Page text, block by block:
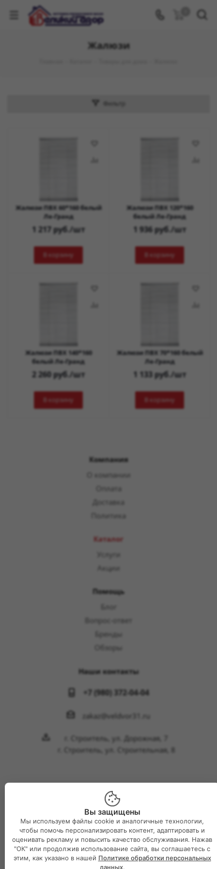
Жалюзи
Фильтр
Жалюзи ПВХ 60*160 белый
Ле-Гранд
1 217руб./шт
В корзину
Жалюзи ПВХ 120*160
белый Ле-Гранд
1 936руб./шт
В корзину
Жалюзи ПВХ 140*160
белый Ле-Гранд
2 260руб./шт
В корзину
Жалюзи ПВХ 70*160 белый
Ле-Гранд
1 133 руб./шт
В корзину
Компания
О компании
Оплата
Доставка
Политика
Каталог
Услуги
Акции
Помощь
Вопрос-ответ
Бренды
Обзоры
Наши контакты
+7 (980) 372-04-04
zakaz@veldvor31.ru
г. Строитель, ул. Дорожная, 7
г. Строитель, ул. Строительная, 8
2026 © Интернет-магазин Великий двор
Вы защищены
Мы используем файлы cookie и аналогичные технологии,
чтобы помочь персонализировать контент, адаптировать и
оценивать рекламу и повысить качество обслуживания. Нажав
"ОК" или продолжив использование сайта, вы соглашаетесь с
этим, как указано в нашей Политике обработки персональных
данных.